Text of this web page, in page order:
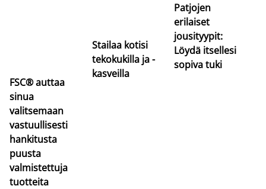
FSC® auttaa
sinua
valitsemaan
vastuullisesti
hankitusta
puusta
valmistettuja
tuotteita
Stailaa kotisi
tekokukilla ja -
kasveilla
Patjojen
erilaiset
jousityypit:
Löydä itsellesi
sopiva tuki